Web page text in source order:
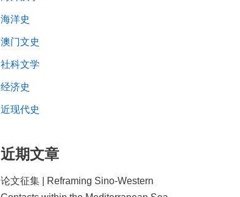
海洋史
澳门文史
社科文学
经济史
近现代史
近期文章
论文征集 | Reframing Sino-Western